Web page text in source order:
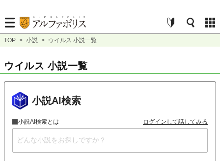
TOP > 小説 > ウイルス 小説一覧
ウイルス 小説一覧
小説AI検索
小説AI検索とは ログインして話してみる